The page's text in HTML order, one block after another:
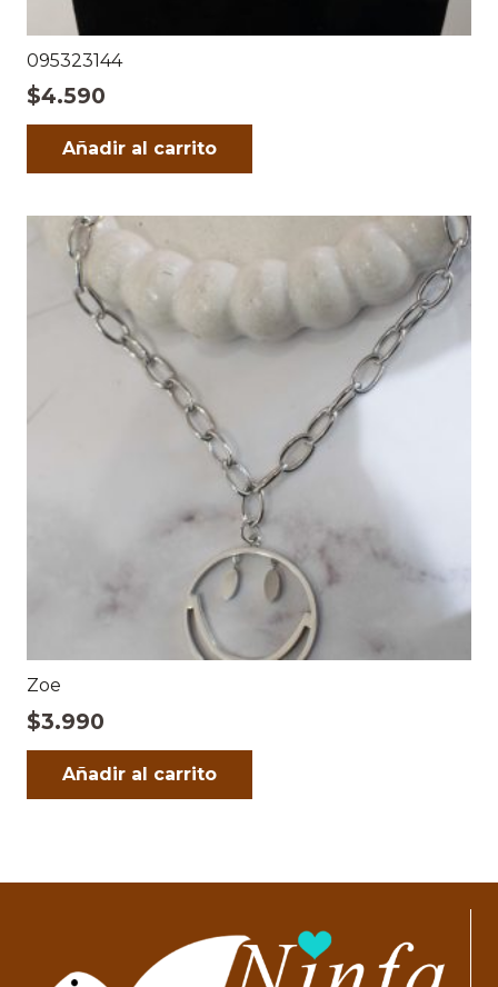
095323144
$4.590
Añadir al carrito
Zoe
$3.990
Añadir al carrito